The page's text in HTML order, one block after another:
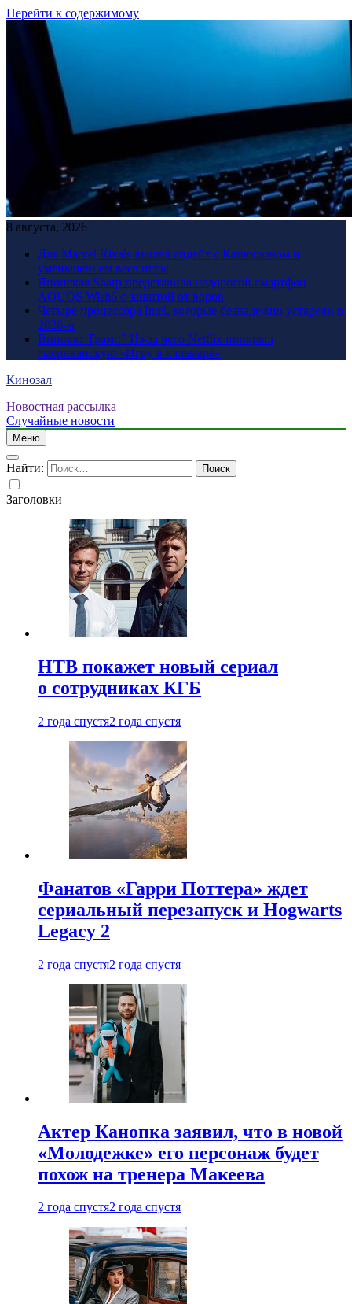
Перейти к содержимому
8 августа, 2026
Для Marvel Rivals вышел апдейт с Капюшоном и
уменьшением веса игры
Японская Sharp представила недорогой смартфон
AQUOS Wish6 с защитой от воров
Четыре процессора Intel, которые безнадежно устарели в
2026-м
Виноват Трамп? Из-за чего Netflix прикрыл
американскую «Игру в кальмара»
Кинозал
Новостная рассылка
Случайные новости
Меню
Найти:
Заголовки
НТВ покажет новый сериал
о сотрудниках КГБ
2 года спустя2 года спустя
Фанатов «Гарри Поттера» ждет
сериальный перезапуск и Hogwarts
Legacy 2
2 года спустя2 года спустя
Актер Канопка заявил, что в новой
«Молодежке» его персонаж будет
похож на тренера Макеева
2 года спустя2 года спустя